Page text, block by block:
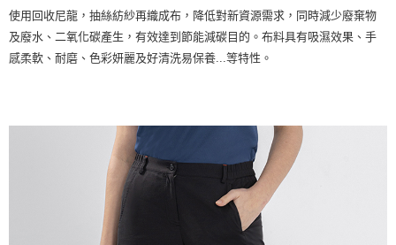
付款後門市自取
免運費
使用回收尼龍，抽絲紡紗再織成布，降低對新資源需求，同時減少廢棄物
及廢水、二氧化碳產生，有效達到節能減碳目的。布料具有吸濕效果、手
感柔軟、耐磨、色彩妍麗及好清洗易保養...等特性。